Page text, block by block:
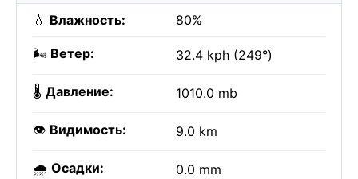
💧 Влажность: 80%
🌬️ Ветер: 32.4 kph (249°)
🌡️ Давление: 1010.0 mb
👁️ Видимость: 9.0 km
🌧️ Осадки: 0.0 mm